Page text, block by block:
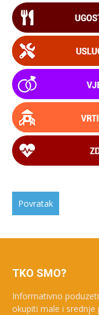
TKO SMO?
Informativno
okupiti male i